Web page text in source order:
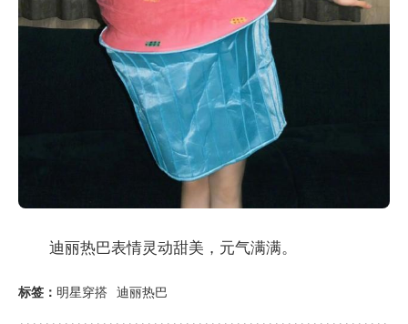
迪丽热巴表情灵动甜美，元气满满。
标签： 明星穿搭 迪丽热巴